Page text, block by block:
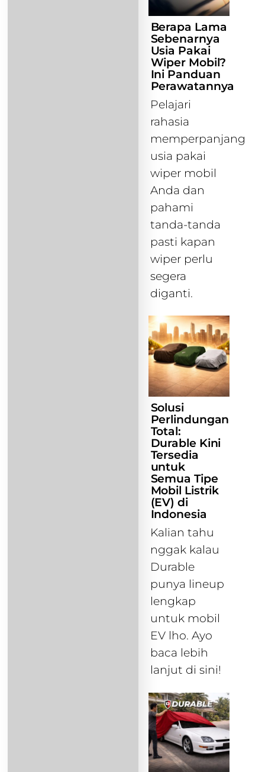
Berapa Lama
Sebenarnya
Usia Pakai
Wiper Mobil?
Ini Panduan
Perawatannya
Pelajari
rahasia
memperpanjang
usia pakai
wiper mobil
Anda dan
pahami
tanda-tanda
pasti kapan
wiper perlu
segera
diganti.
Solusi
Perlindungan
Total:
Durable Kini
Tersedia
untuk
Semua Tipe
Mobil Listrik
(EV) di
Indonesia
Kalian tahu
nggak kalau
Durable
punya lineup
lengkap
untuk mobil
EV lho. Ayo
baca lebih
lanjut di sini!